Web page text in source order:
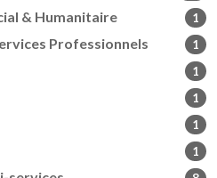
& Humanitaire 1
Professionnels 1
1
1
1
1